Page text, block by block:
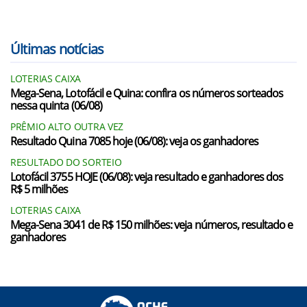
Últimas notícias
LOTERIAS CAIXA
Mega-Sena, Lotofácil e Quina: confira os números sorteados
nessa quinta (06/08)
PRÊMIO ALTO OUTRA VEZ
Resultado Quina 7085 hoje (06/08): veja os ganhadores
RESULTADO DO SORTEIO
Lotofácil 3755 HOJE (06/08): veja resultado e ganhadores dos
R$ 5 milhões
LOTERIAS CAIXA
Mega-Sena 3041 de R$ 150 milhões: veja números, resultado e
ganhadores